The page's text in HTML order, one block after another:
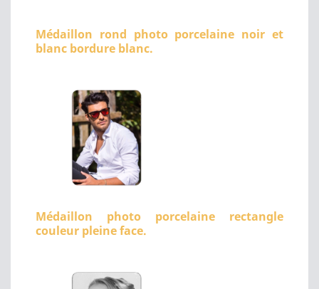
Médaillon rond photo porcelaine noir et
blanc bordure blanc.
Médaillon photo porcelaine rectangle
couleur pleine face.